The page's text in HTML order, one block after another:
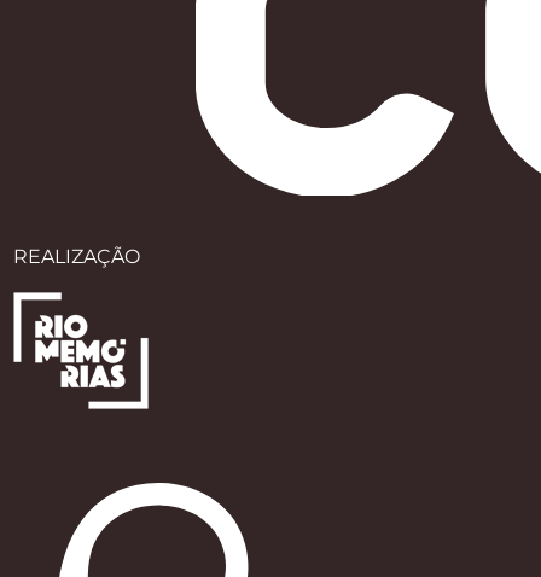
REALIZAÇÃO